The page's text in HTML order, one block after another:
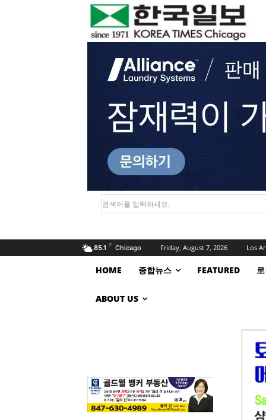
검색어를 입력하세요.
85.1 F Chicago Friday, August 7, 2026 Los
HOME 종합뉴스 FEATURED
ABOUT US